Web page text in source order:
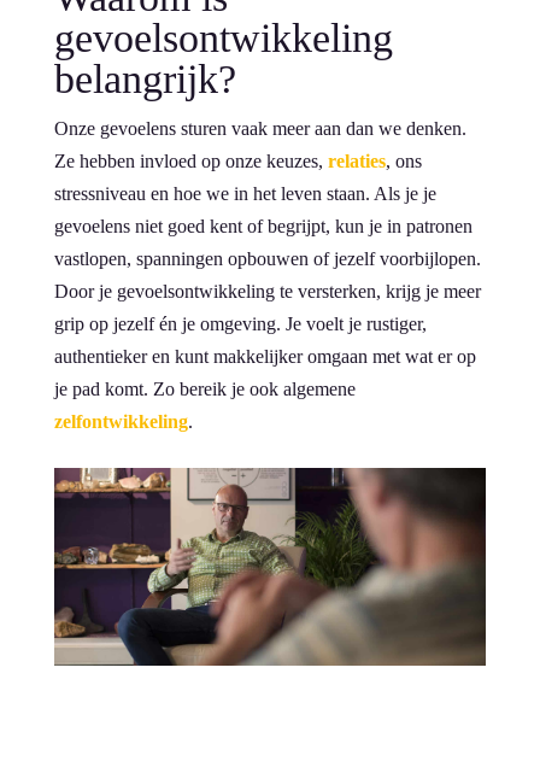
gevoelsontwikkeling
belangrijk?
Onze gevoelens sturen vaak meer aan dan we denken.
Ze hebben invloed op onze keuzes, relaties, ons
stressniveau en hoe we in het leven staan. Als je je
gevoelens niet goed kent of begrijpt, kun je in patronen
vastlopen, spanningen opbouwen of jezelf voorbijlopen.
Door je gevoelsontwikkeling te versterken, krijg je meer
grip op jezelf én je omgeving. Je voelt je rustiger,
authentieker en kunt makkelijker omgaan met wat er op
je pad komt. Zo bereik je ook algemene
zelfontwikkeling.